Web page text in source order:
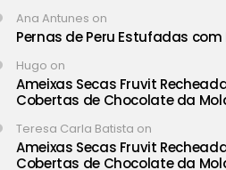
Ana Antunes on
Pernas de Peru Estufadas
Hugo on
Ameixas Secas Fruvit
Cobertas de Chocolate da
Teresa Carla Batista on
Ameixas Secas Fruvit
Cobertas de Chocolate da